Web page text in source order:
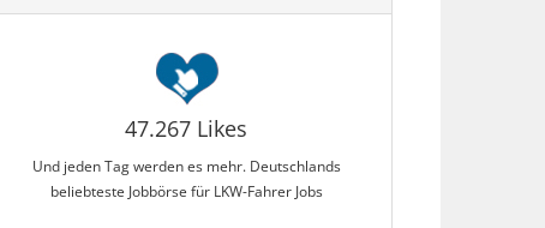
47.267 Likes
Und jeden Tag werden es mehr. Deutschlands
beliebteste Jobbörse für LKW-Fahrer Jobs